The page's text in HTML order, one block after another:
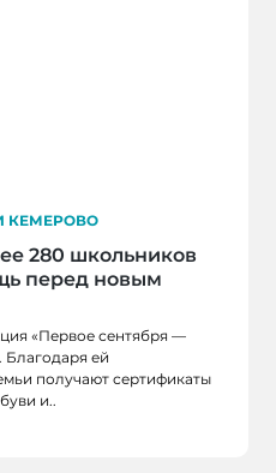
КЕМЕРОВО
280 школьников
перед новым
«Первое сентября —
ей
получают сертификаты
и..
НОВОСТИ,
НОВОКУЗНЕЦКА